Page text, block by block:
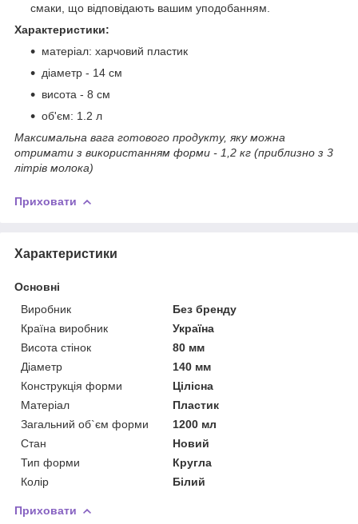
смаки, що відповідають вашим уподобанням.
Характеристики:
матеріал: харчовий пластик
діаметр - 14 см
висота - 8 см
об'єм: 1.2 л
Максимальна вага готового продукту, яку можна
отримати з використанням форми - 1,2 кг (приблизно з 3
літрів молока)
Приховати
Характеристики
Основні
Виробник
Без бренду
Країна виробник
Україна
Висота стінок
80 мм
Діаметр
140 мм
Конструкція форми
Цілісна
Матеріал
Пластик
Загальний об`єм форми
1200 мл
Стан
Новий
Тип форми
Кругла
Колір
Білий
Приховати